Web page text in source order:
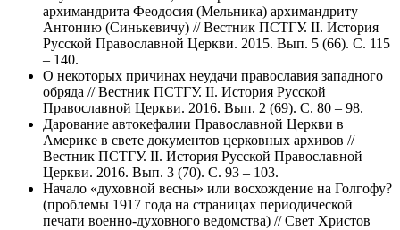
архимандрита Феодосия (Мельника) архимандриту
Антонию (Синькевичу) // Вестник ПСТГУ. II. История
Русской Православной Церкви. 2015. Вып. 5 (66). С. 115
– 140.
О некоторых причинах неудачи православия западного
обряда // Вестник ПСТГУ. II. История Русской
Православной Церкви. 2016. Вып. 2 (69). С. 80 – 98.
Дарование автокефалии Православной Церкви в
Америке в свете документов церковных архивов //
Вестник ПСТГУ. II. История Русской Православной
Церкви. 2016. Вып. 3 (70). С. 93 – 103.
Начало «духовной весны» или восхождение на Голгофу?
(проблемы 1917 года на страницах периодической
печати военно-духовного ведомства) // Свет Христов